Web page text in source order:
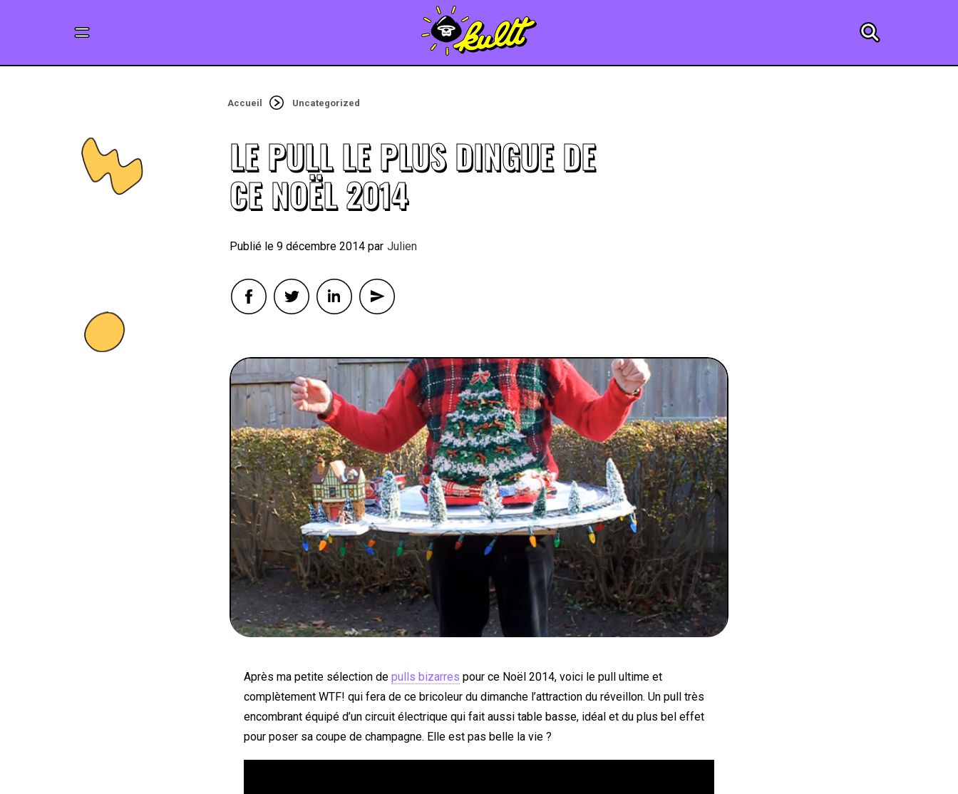
Accueil Uncategorized
LE PULL LE PLUS DINGUE DE
CE NOËL 2014
9 décembre 2014 By Julien
Après ma petite sélection de pulls bizarres pour ce Noël 2014, voici le pull ultime et
complètement WTF! qui fera de ce bricoleur du dimanche l’attraction du réveillon. Un pull très
encombrant équipé d’un circuit électrique qui fait aussi table basse, idéal et du plus bel effet
pour poser sa coupe de champagne. Elle est pas belle la vie ?